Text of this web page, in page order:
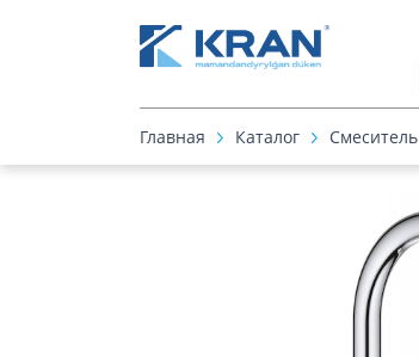
Главная Каталог Смеситель